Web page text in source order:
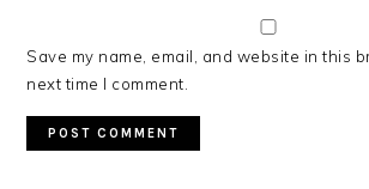
Save my name, email, and website in this
next time I comment.